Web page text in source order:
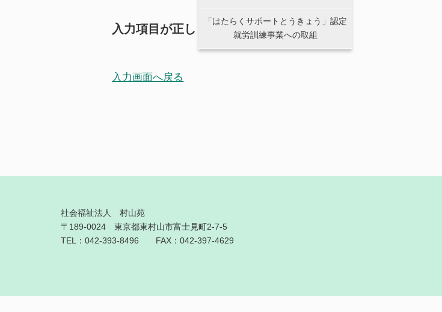
「はたらくサポートとうきょう」認定
就労訓練事業への取組
入力項目が正しく入力されていません。
入力画面へ戻る
社会福祉法人 村山苑
〒189-0024 東京都東村山市富士見町2-7-5
TEL：042-393-8496 FAX：042-397-4629